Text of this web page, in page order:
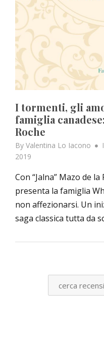
I tormenti, gli
famiglia
Roche
By Valentina Lo Iacono
2019
Con “Jalna” Mazo de
presenta la famiglia
non affezionarsi. Un
saga classica tutta da